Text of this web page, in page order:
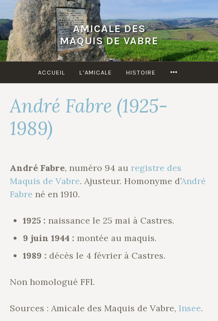
Accéder
au
contenu
principal
AMICALE DES
MAQUIS DE VABRE
ACCUEIL L’AMICALE HISTOIRE
André Fabre (1925-
1989)
André Fabre, numéro 94 au registre des
Maquis de Vabre. Ajusteur. Homonyme d’André
Fabre né en 1910.
1925 : naissance le 25 mai à Castres.
9 juin 1944 : montée au maquis.
1989 : décès le 4 février à Castres.
Non homologué FFI.
Sources : Amicale des Maquis de Vabre, Insee.